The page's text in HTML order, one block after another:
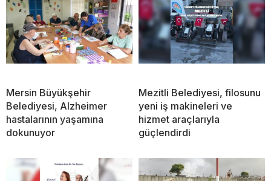
Mersin Büyükşehir
Belediyesi, Alzheimer
hastalarının yaşamına
dokunuyor
Mezitli Belediyesi, filosunu
yeni iş makineleri ve
hizmet araçlarıyla
güçlendirdi